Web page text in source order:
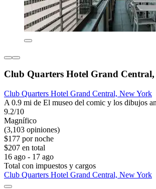
Club Quarters Hotel Grand
Club Quarters Hotel Grand Central, New York
A 0.9 mi de El museo del comic y los dibujos
9.2/10
Magnífico
(3,103 opiniones)
$177 por noche
$207 en total
16 ago - 17 ago
Total con impuestos y cargos
Club Quarters Hotel Grand Central, New York